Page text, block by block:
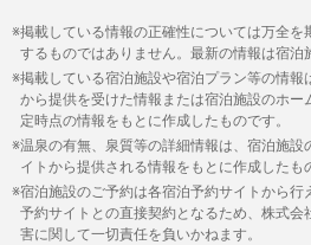
掲載している情報の正確性については万全を
するものではありません。最新の情報は宿泊
掲載している宿泊施設や宿泊プラン等の情報
から提供を受けた情報または宿泊施設のホ
定時点の情報をもとに作成したものです。
温泉の有無、泉質等の詳細情報は、宿泊施
イトから提供される情報をもとに作成したも
宿泊施設のご予約は各宿泊予約サイトから行
予約サイトとの直接契約となるため、株式会
害に関して一切責任を負いかねます。